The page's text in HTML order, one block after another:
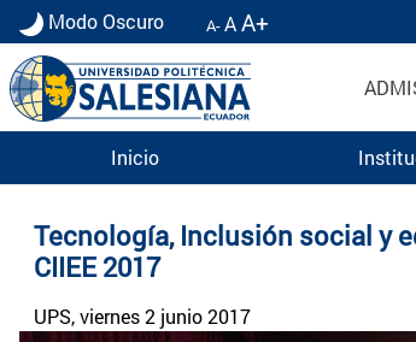
Modo Oscuro A-AA+
Inicio
Noticias UPS | Actualidad
Tecnología, Inclusión social y
CIIEE 2017
UPS, viernes 2 junio 2017